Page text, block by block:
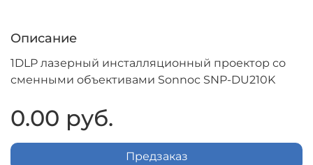
Описание
1DLP лазерный инсталляционный проектор со
сменными объективами Sonnoc SNP-DU210K
0.00 руб.
Предзаказ